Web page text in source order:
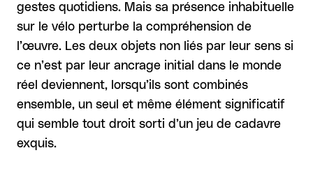
gestes quotidiens. Mais sa présence inhabituelle
sur le vélo perturbe la compréhension de
l’œuvre. Les deux objets non liés par leur sens si
ce n’est par leur ancrage initial dans le monde
réel deviennent, lorsqu’ils sont combinés
ensemble, un seul et même élément significatif
qui semble tout droit sorti d’un jeu de cadavre
exquis.